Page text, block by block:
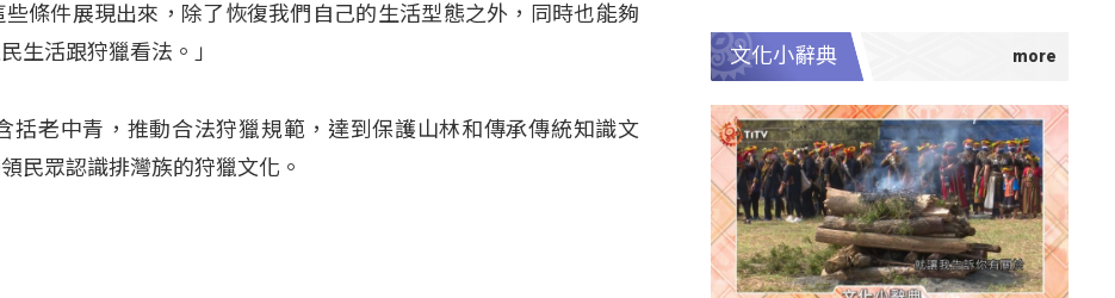
條件展現出來，除了恢復我們自己的生活型態之外，同時也能夠
生活跟狩獵看法。」
括老中青，推動合法狩獵規範，達到保護山林和傳承傳統知識文
民眾認識排灣族的狩獵文化。
文化小辭典